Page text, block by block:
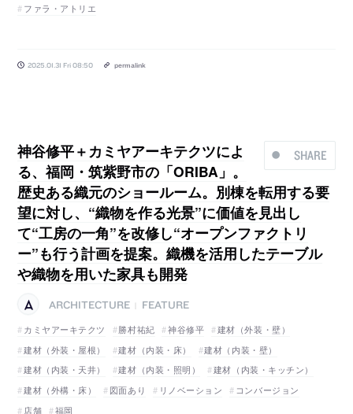
ファラ・アトリエ
2025.01.31 Fri 08:50 permalink
SHARE
神谷修平＋カミヤアーキテクツによ
る、福岡・筑紫野市の「ORIBA」。
歴史ある織元のショールーム。別棟を転用する要
望に対し、“織物を作る光景”に価値を見出し
て“工房の一角”を改修し“オープンファクトリ
ー”も行う計画を提案。織機を活用したテーブル
や織物を用いた家具も開発
ARCHITECTURE
FEATURE
カミヤアーキテクツ
勝村祐紀 神谷修平
建材（外装・壁）
建材（外装・屋根）
建材（内装・床）
建材（内装・壁）
建材（内装・天井）
建材（内装・照明）
建材（内装・キッチン）
建材（外構・床）
図面あり リノベーション
コンバージョン
店舗
福岡